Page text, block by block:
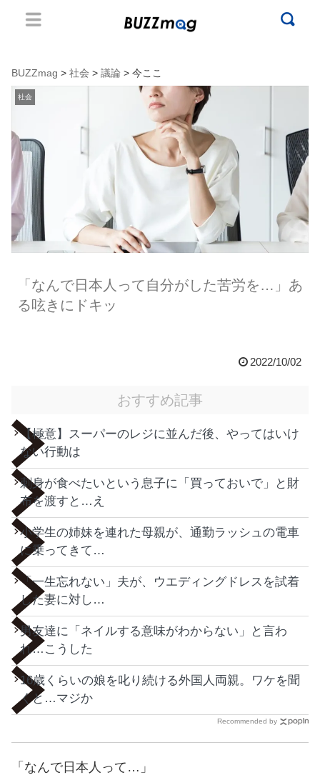
BUZZmag > 社会 > 議論 > 今ここ
社会
「なんで日本人って自分がした苦労を…」あ
る呟きにドキッ
2022/10/02
おすすめ記事
【極意】スーパーのレジに並んだ後、やってはいけ
ない行動は
刺身が食べたいという息子に「買っておいで」と財
布を渡すと…え
小学生の姉妹を連れた母親が、通勤ラッシュの電車
に乗ってきて…
「一生忘れない」夫が、ウエディングドレスを試着
した妻に対し…
男友達に「ネイルする意味がわからない」と言わ
れ…こうした
16歳くらいの娘を叱り続ける外国人両親。ワケを聞
くと…マジか
Recommended by
「なんで日本人って…」